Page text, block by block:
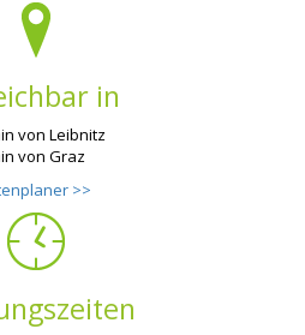
in
von Leibnitz
von Graz
>>